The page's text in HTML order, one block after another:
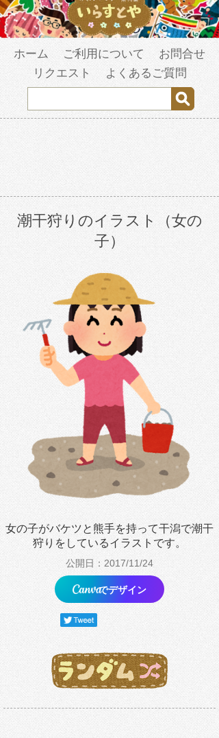
ホーム ご利用について
お問合せ
リクエスト
よくあるご質問
潮干狩りのイラスト（女の
子）
女の子がバケツと熊手を持って干潟で潮干
狩りをしているイラストです。
公開日：2017/11/24
でデザイン